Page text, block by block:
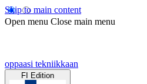
Skip to main content
Open menu Close main menu
oppaasi tekniikkaan
FI Edition